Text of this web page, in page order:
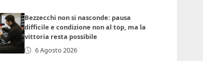
Bezzecchi non si nasconde: pausa
difficile e condizione non al top, ma la
vittoria resta possibile
6 Agosto 2026